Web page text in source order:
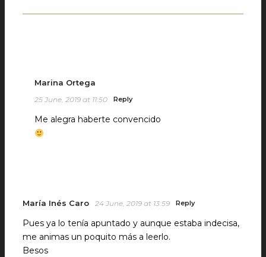
Marina Ortega
25 June, 2019 at 11:50 Reply
Me alegra haberte convencido
María Inés Caro 24 June, 2019 at 13:59 Reply
Pues ya lo tenía apuntado y aunque estaba indecisa,
me animas un poquito más a leerlo.
Besos